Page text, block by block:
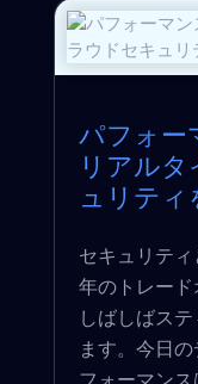
パフォー
リアル
ュリティ
セキュリテ
年のトレー
しばしばス
ます。今日
フォーマンス